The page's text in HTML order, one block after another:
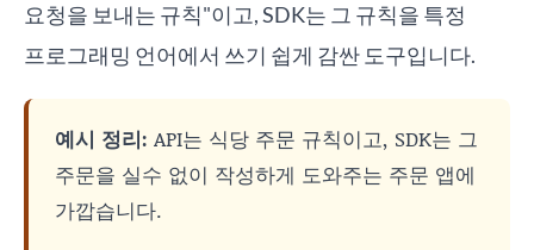
요청을 보내는 규칙"이고, SDK는 그 규칙을 특정
프로그래밍 언어에서 쓰기 쉽게 감싼 도구입니다.
예시 정리: API는 식당 주문 규칙이고, SDK는 그
주문을 실수 없이 작성하게 도와주는 주문 앱에
가깝습니다.